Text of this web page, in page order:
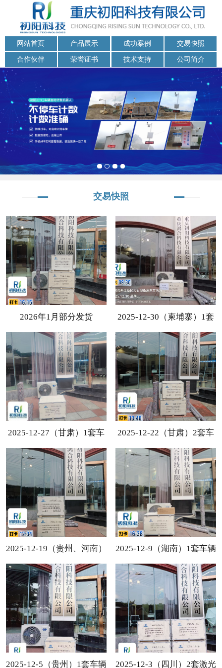
网站首页 产品展示 成功案例 交易快照
合作伙伴 荣誉证书 技术支持 公司简介
交易快照
2026年1月部分发货 2025-12-30（柬埔寨）1套
车辆自动计数发货柬埔寨
2025-12-27（甘肃）1套车
辆自动计数发货甘肃
2025-12-22（甘肃）2套车
辆自动计数发货甘肃
2025-12-19（贵州、河南）
1套车辆自动计数发货贵州
+一套车辆自动计数发货河
南
2025-12-9（湖南）1套车辆
自动计数发货湖南
2025-12-5（贵州）1套车辆 2025-12-3（四川）2套激光